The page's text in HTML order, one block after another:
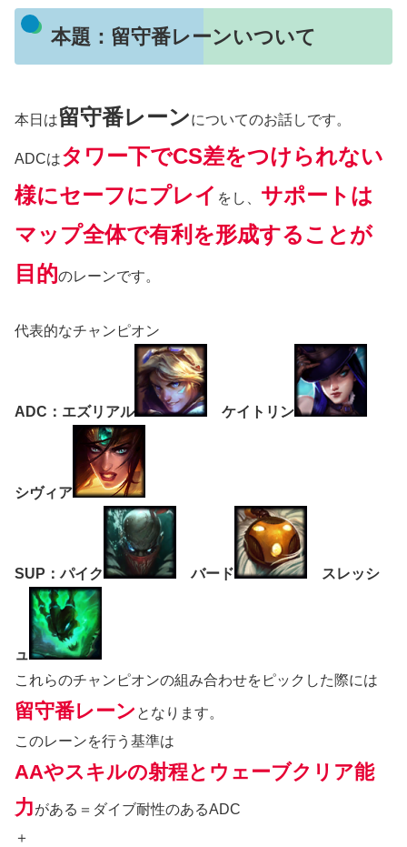
本題：留守番レーンいついて
本日は留守番レーンについてのお話しです。
ADCはタワー下でCS差をつけられない
様にセーフにプレイ をし、 サポートは
マップ全体で有利を形成することが
目的のレーンです。
代表的なチャンピオン
ADC：エズリアル ケイトリン
シヴィア
SUP：パイク バード スレッシ
ュ
これらのチャンピオンの組み合わせをピックした際には
留守番レーン となります。
このレーンを行う基準は
AAやスキルの射程とウェーブクリア能
力がある＝ダイブ耐性のあるADC
＋